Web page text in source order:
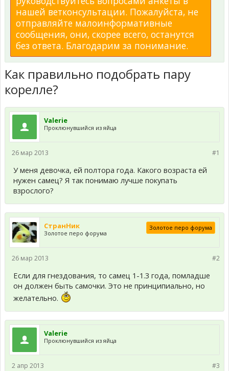
нашей ветконсультации. Пожалуйста, не
отправляйте малоинформативные
сообщения, они, скорее всего, останутся
без ответа. Благодарим за понимание.
Как правильно подобрать пару
корелле?
Valerie
Проклюнувшийся из яйца
#1
26 мар 2013
У меня девочка, ей полтора года. Какого возраста ей
нужен самец? Я так понимаю лучше покупать
взрослого?
СтранНик
Золотое перо форума
Золотое перо форума
#2
26 мар 2013
Если для гнездования, то самец 1-1.3 года, помладше
он должен быть самочки. Это не принципиально, но
желательно.
Valerie
Проклюнувшийся из яйца
#3
2 апр 2013